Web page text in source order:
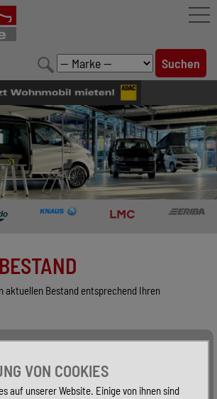
aktuellen Bestand entsprechend Ihren
VON COOKIES
auf unserer Website. Einige von ihnen sind